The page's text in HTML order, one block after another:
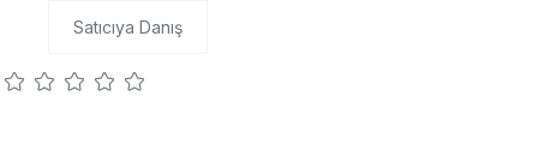
Satıcıya Danış